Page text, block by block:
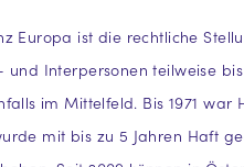
Europa ist die rechtliche
und Interpersonen teilweise
im Mittelfeld. Bis 1971
mit bis zu 5 Jahren Haft